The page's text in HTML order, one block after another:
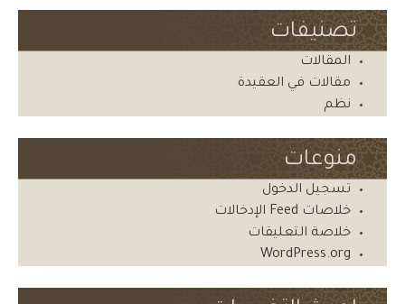
تصنيفات
المقالات
مقالات في العقيدة
نظم
منوعات
تسجيل الدخول
خلاصات Feed الإدخالات
خلاصة التعليقات
WordPress.org